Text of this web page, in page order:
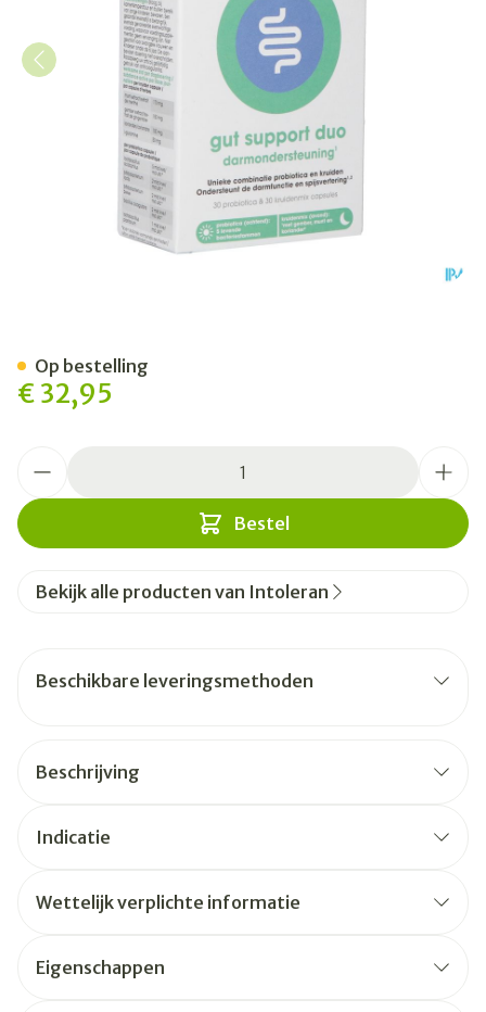
€ 32,95
Bestel
Op bestelling
Bekijk alle producten van Intoleran
Beschikbare leveringsmethoden
Beschrijving
Indicatie
Wettelijk verplichte informatie
Eigenschappen